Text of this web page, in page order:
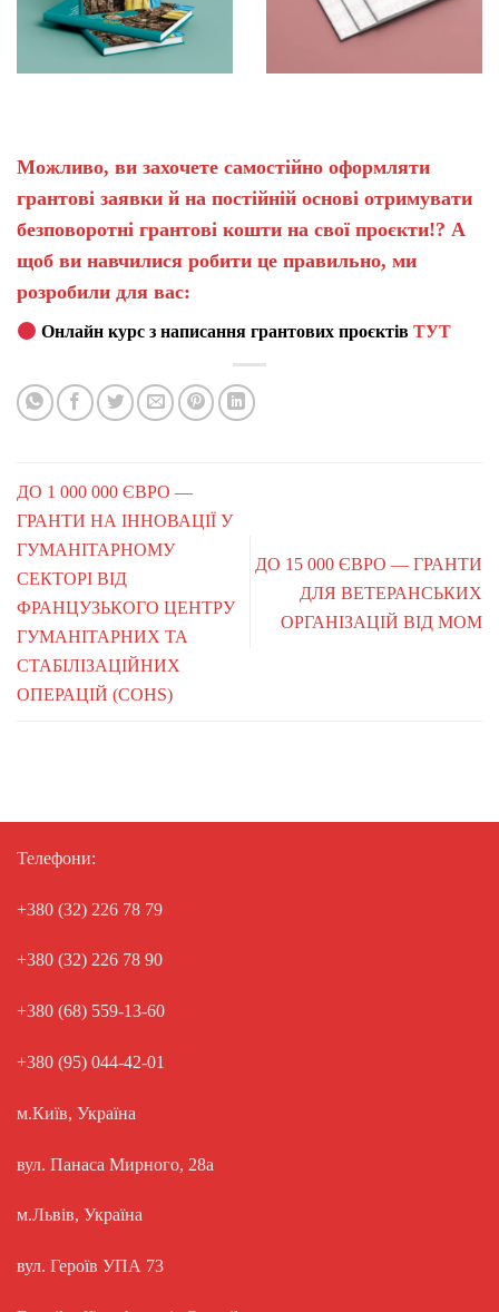
Можливо, ви захочете самостійно оформляти
грантові заявки й на постійній основі отримувати
безповоротні грантові кошти на свої проєкти!? А
щоб ви навчилися робити це правильно, ми
розробили для вас:
Онлайн курс з написання грантових проєктівТУТ
ДО 1 000 000 ЄВРО —
ГРАНТИ НА ІННОВАЦІЇ У
ГУМАНІТАРНОМУ
СЕКТОРІ ВІД
ФРАНЦУЗЬКОГО ЦЕНТРУ
ГУМАНІТАРНИХ ТА
СТАБІЛІЗАЦІЙНИХ
ОПЕРАЦІЙ (COHS)
ДО 15 000 ЄВРО — ГРАНТИ
ДЛЯ ВЕТЕРАНСЬКИХ
ОРГАНІЗАЦІЙ ВІД МОМ
Телефони:
+380 (32) 226 78 79
+380 (32) 226 78 90
+380 (68) 559-13-60
+380 (95) 044-42-01
м.Київ, Україна
вул. Панаса Мирного, 28а
м.Львів, Україна
вул. Героїв УПА 73